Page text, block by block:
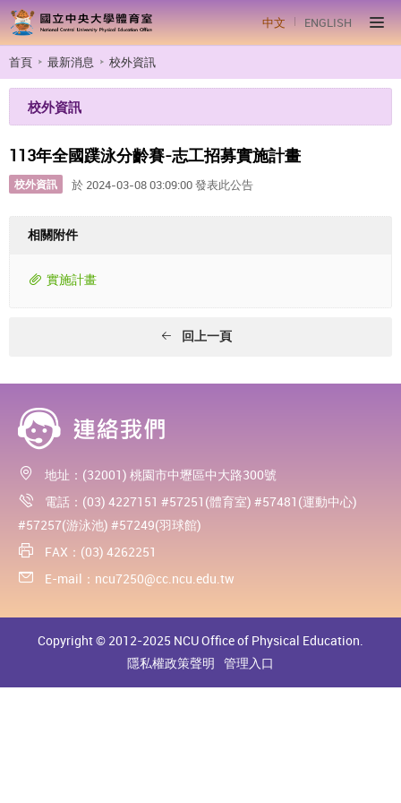
中文 ENGLISH
首頁 最新消息 校外資訊
校外資訊
113年全國蹼泳分齡賽-志工招募實施計畫
校外資訊 於 2024-03-08 03:09:00 發表此公告
相關附件
實施計畫
回上一頁
地址：(32001) 桃園市中壢區中大路300號
電話：(03) 4227151 #57251(體育室) #57481(運動中心)
#57257(游泳池) #57249(羽球館)
FAX：(03) 4262251
E-mail： ncu7250@cc.ncu.edu.tw
Copyright © 2012-2025 NCU Office of Physical Education.
隱私權政策聲明 管理入口